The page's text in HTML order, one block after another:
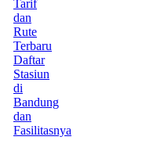
Tarif
dan
Rute
Terbaru
Daftar
Stasiun
di
Bandung
dan
Fasilitasnya